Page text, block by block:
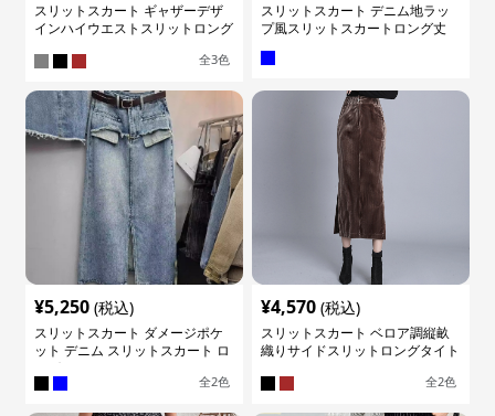
スリットスカート ギャザーデザ
インハイウエストスリットロング
全3色
スリットスカート デニム地ラッ
プ風スリットスカートロング丈
¥5,250 (税込)
スリットスカート ダメージポケ
ット デニム スリットスカート ロ
ング
全2色
¥4,570 (税込)
スリットスカート ベロア調縦畝
織りサイドスリットロングタイト
全2色